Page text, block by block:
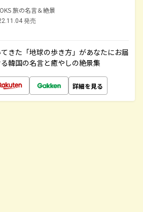
旅の名言＆絶景
発売
きた「地球の歩き方」があなたにお届
韓国の名言と癒やしの絶景集
詳細を見る